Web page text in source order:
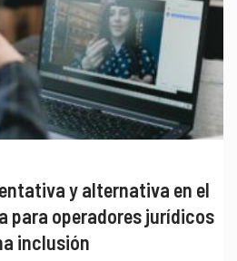
y alternativa en el
para operadores jurídicos
inclusión